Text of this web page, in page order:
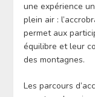
une expérience
plein air :
permet aux
équilibre et leur
des montagnes.
Les parcours